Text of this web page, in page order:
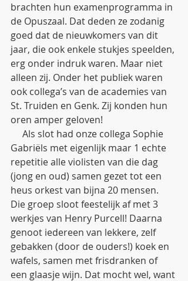
brachten hun examenprogramma in
de Opuszaal. Dat deden ze zodanig
goed dat de nieuwkomers van dit
jaar, die ook enkele stukjes speelden,
erg onder indruk waren. Maar niet
alleen zij. Onder het publiek waren
ook collega’s van de academies van
St. Truiden en Genk. Zij konden hun
oren amper geloven!
Als slot had onze collega Sophie
Gabriëls met eigenlijk maar 1 echte
repetitie alle violisten van die dag
(jong en oud) samen gezet tot een
heus orkest van bijna 20 mensen.
Die groep sloot feestelijk af met 3
werkjes van Henry Purcell! Daarna
genoot iedereen van lekkere, zelf
gebakken (door de ouders!) koek en
wafels, samen met frisdranken of
een glaasje wijn. Dat mocht wel, want